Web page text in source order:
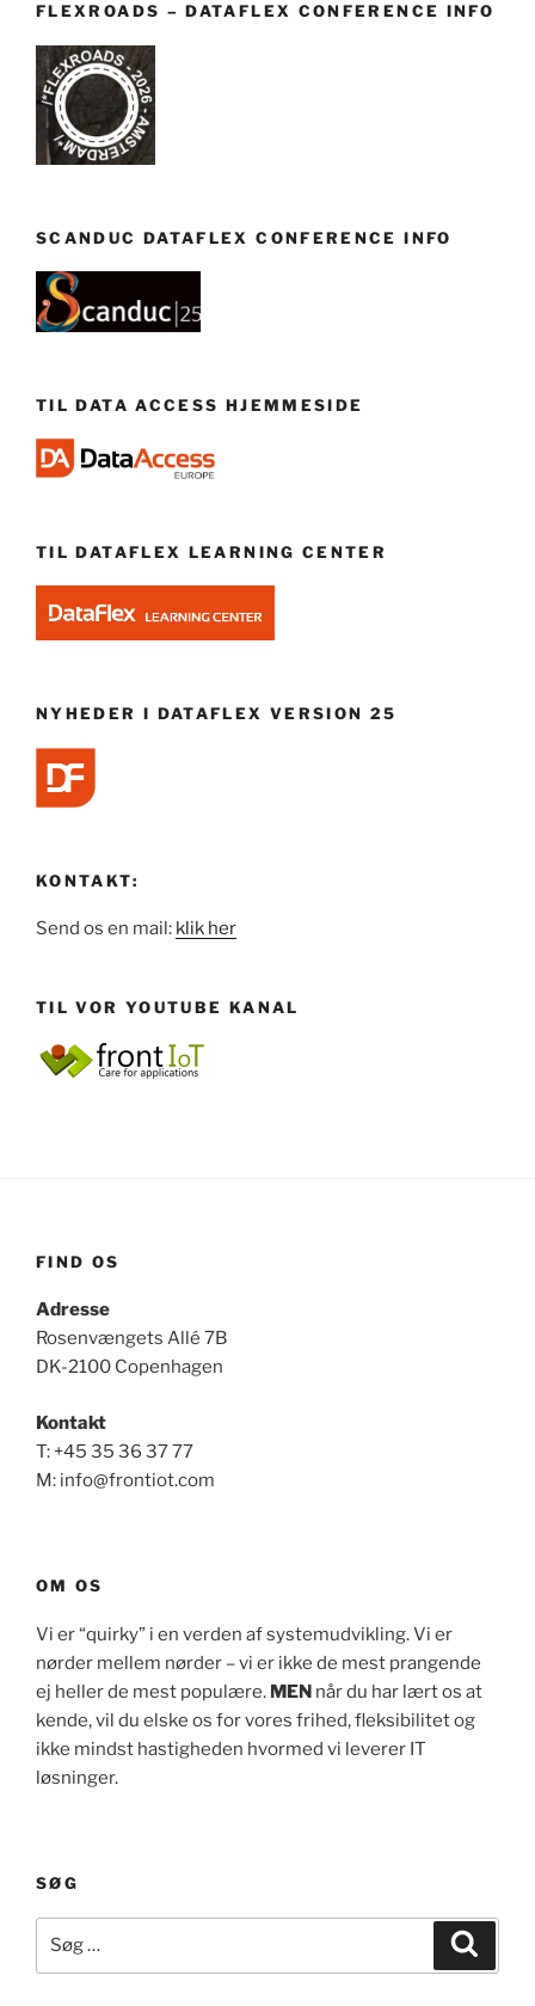
FLEXROADS – DATAFLEX CONFERENCE INFO
SCANDUC DATAFLEX CONFERENCE INFO
TIL DATA ACCESS HJEMMESIDE
TIL DATAFLEX LEARNING CENTER
NYHEDER I DATAFLEX VERSION 25
KONTAKT:
Send os en mail: klik her
TIL VOR YOUTUBE KANAL
FIND OS
Adresse
Rosenvængets Allé 7B
DK-2100 Copenhagen
Kontakt
T: +45 35 36 37 77
M: info@frontiot.com
OM OS
Vi er “quirky” i en verden af systemudvikling. Vi er
nørder mellem nørder – vi er ikke de mest prangende
ej heller de mest populære. MEN når du har lært os at
kende, vil du elske os for vores frihed, fleksibilitet og
ikke mindst hastigheden hvormed vi leverer IT
løsninger.
SØG
efter: